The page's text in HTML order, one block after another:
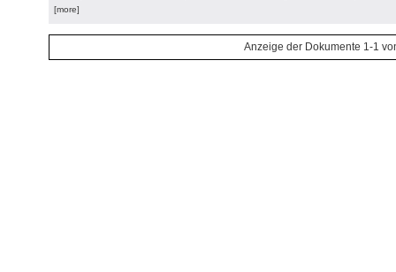
[more]
Anzeige der Dokumente 1-1